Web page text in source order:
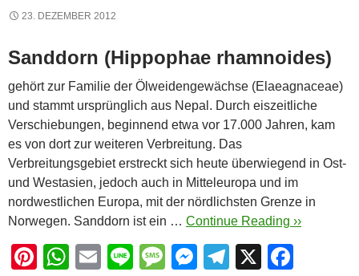
23. DEZEMBER 2012
Sanddorn (Hippophae rhamnoides)
gehört zur Familie der Ölweidengewächse (Elaeagnaceae)
und stammt ursprünglich aus Nepal. Durch eiszeitliche
Verschiebungen, beginnend etwa vor 17.000 Jahren, kam
es von dort zur weiteren Verbreitung. Das
Verbreitungsgebiet erstreckt sich heute überwiegend in Ost-
und Westasien, jedoch auch in Mitteleuropa und im
nordwestlichen Europa, mit der nördlichsten Grenze in
Norwegen. Sanddorn ist ein … Continue Reading ››
Pi
W
E
Li
M M
T
X